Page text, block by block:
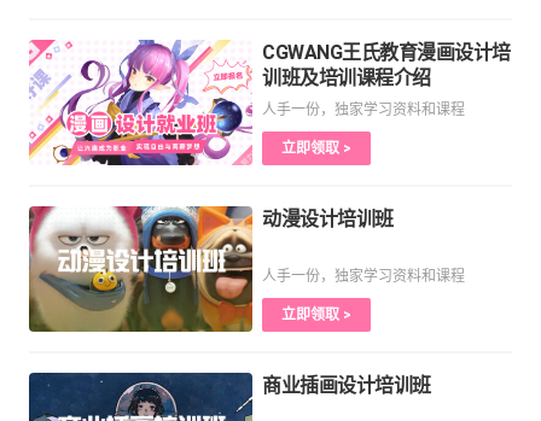
CGWANG王氏教育漫画设计培
训班及培训课程介绍
人手一份，独家学习资料和课程
立即领取 >
动漫设计培训班
人手一份，独家学习资料和课程
立即领取 >
商业插画设计培训班